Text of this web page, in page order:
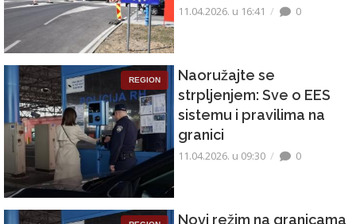
11.04.2026. u 16:41 0
REGION
Naoružajte se
strpljenjem: Sve o EES
sistemu i pravilima na
granici
11.04.2026. u 09:30 0
Novi režim na granicama